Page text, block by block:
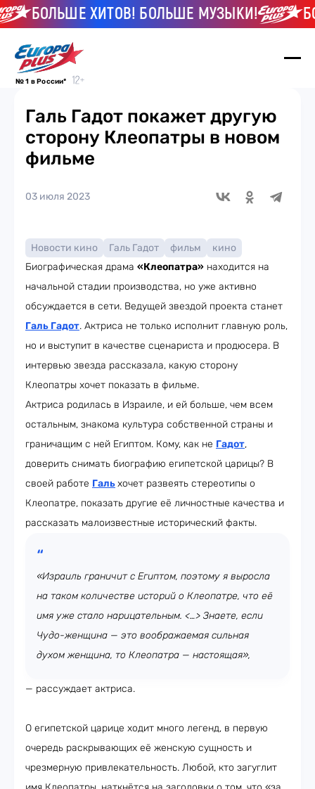
БОЛЬШЕ ХИТОВ! БОЛЬШЕ МУЗЫКИ!
№ 1 в России*
Галь Гадот покажет другую
сторону Клеопатры в новом
фильме
03 июля 2023
Новости кино Галь Гадот фильм
кино
Биографическая драма «Клеопатра» находится на
начальной стадии производства, но уже активно
обсуждается в сети. Ведущей звездой проекта станет
Галь Гадот. Актриса не только исполнит главную роль,
но и выступит в качестве сценариста и продюсера. В
интервью звезда рассказала, какую сторону
Клеопатры хочет показать в фильме.
Актриса родилась в Израиле, и ей больше, чем всем
остальным, знакома культура собственной страны и
граничащим с ней Египтом. Кому, как не Гадот,
доверить снимать биографию египетской царицы? В
своей работе Гальхочет развеять стереотипы о
Клеопатре, показать другие её личностные качества и
рассказать малоизвестные исторический факты.
«Израиль граничит с Египтом, поэтому я выросла
на таком количестве историй о Клеопатре, что её
имя уже стало нарицательным. <…> Знаете, если
Чудо-женщина — это воображаемая сильная
духом женщина, то Клеопатра — настоящая»,
— рассуждает актриса.
О египетской царице ходит много легенд, в первую
очередь раскрывающих её женскую сущность и
чрезмерную привлекательность. Любой, кто загуглит